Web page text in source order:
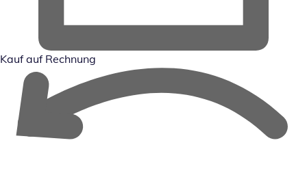
Kauf auf Rechnung